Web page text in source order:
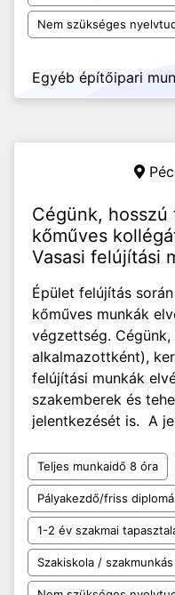
Nem szükséges
Egyéb építőipari
Cégünk, hosszú
kőműves
Vasasi felújítási
Épület felújítás
kőműves munkák
végzettség.
alkalmazottként),
felújítási munkák
szakemberek és
jelentkezését is. A
Teljes munkaidő 8 óra
Pályakezdő/friss
1-2 év szakmai
Szakiskola /